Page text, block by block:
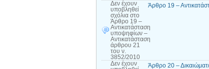
Δεν έχουν
υποβληθεί
σχόλια στο
Άρθρο 19 –
Αντικατάσταση
υποψηφίων –
Αντικατάσταση
άρθρου 21
του ν.
3852/2010
Άρθρο 19 –
Δεν έχουν
Άρθρο 20 –